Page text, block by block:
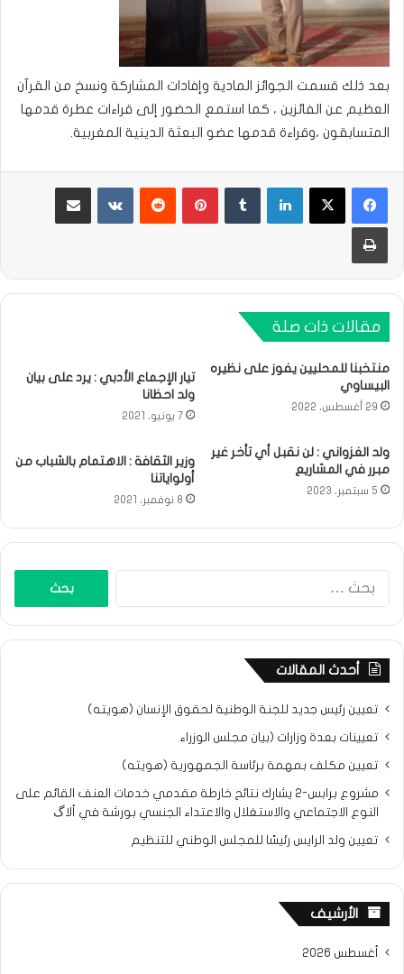
بعد ذلك قسمت الجوائز المادية وإفادات المشاركة ونسخ من القرآن
العظيم عن الفائزين ، كما استمع الحضور إلى قراءات عطرة قدمها
المتسابقون ،وقراءة قدمها عضو البعثة الدينية المغربية.
لينكدإن بينتيريست مشاركة عبر البريد
طباعة
مقالات ذات صلة
منتخبنا للمحليين يفوز على نظيره
البيساوي
29 أغسطس، 2022
تيار الإجماع الأدبي : يرد على بيان
ولد احظانا
7 يونيو، 2021
ولد الغزواني : لن نقبل أي تأخر غير
مبرر في المشاريع
5 سبتمبر، 2023
وزير الثقافة : الاهتمام بالشباب من
أولواياتنا
8 نوفمبر، 2021
أحدث المقالات
تعيين رئيس جديد للجنة الوطنية لحقوق الإنسان (هويته)
تعيينات بعدة وزارات (بيان مجلس الوزراء
تعيين مكلف بمهمة برئاسة الجمهورية (هويته)
مشروع برابس-2 يشارك نتائح خارطة مقدمي خدمات العنف القائم على
النوع الاجتماعي والاستغلال والاعتداء الجنسي بورشة في ألاگ
تعيين ولد الرايس رئيسًا للمجلس الوطني للتنظيم
الأرشيف
أغسطس 2026